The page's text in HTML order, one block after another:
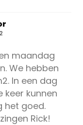
maandag
We hebben
In een dag
keer kunnen
het goed.
Rick!